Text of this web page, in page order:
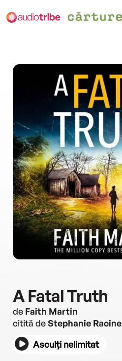
A Fatal Truth
de Faith Martin
citită deStephanie Racine
Asculți nelimitat